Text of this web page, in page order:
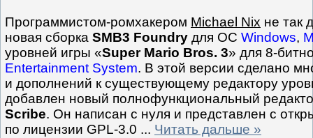
Программистом-ромхакером Michael Nix не так
новая сборка SMB3 Foundry для ОС Windows,
уровней игры «Super Mario Bros. 3» для 8-
Entertainment System. В этой версии сделано
и дополнений к существующему редактору
добавлен новый полнофункциональный
Scribe. Он написан с нуля и представлен с
по лицензии GPL-3.0 ... Читать дальше »